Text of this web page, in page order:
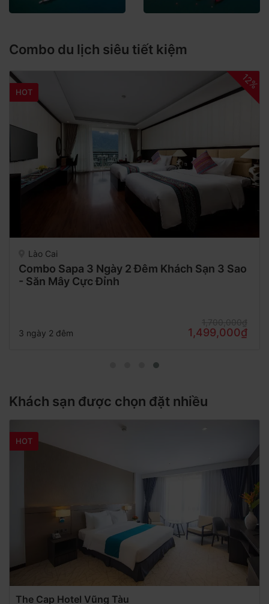
Combo du lịch siêu tiết kiệm
12%
HOT
Lào Cai
Combo Sapa 3 Ngày 2 Đêm Khách Sạn 3 Sao
- Săn Mây Cực Đỉnh
3 ngày 2 đêm 1,499,000₫
Khách sạn được chọn đặt nhiều
HOT
The Cap Hotel Vũng Tàu